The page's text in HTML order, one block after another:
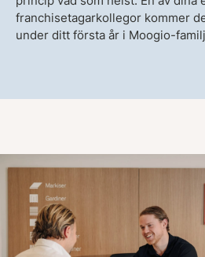
franchisetagarkollegor kommer
under ditt första år i Moogio-